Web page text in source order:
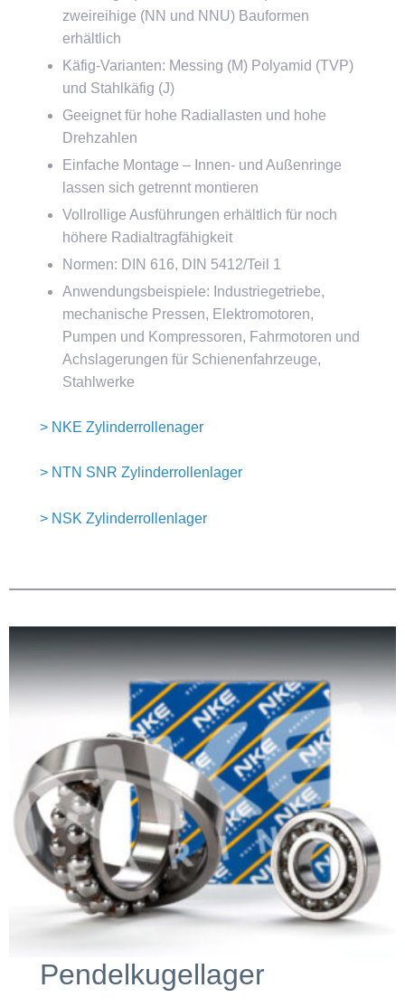
zweireihige (NN und NNU) Bauformen
erhältlich
Käfig-Varianten: Messing (M) Polyamid (TVP)
und Stahlkäfig (J)
Geeignet für hohe Radiallasten und hohe
Drehzahlen
Einfache Montage – Innen- und Außenringe
lassen sich getrennt montieren
Vollrollige Ausführungen erhältlich für noch
höhere Radialtragfähigkeit
Normen: DIN 616, DIN 5412/Teil 1
Anwendungsbeispiele: Industriegetriebe,
mechanische Pressen, Elektromotoren,
Pumpen und Kompressoren, Fahrmotoren und
Achslagerungen für Schienenfahrzeuge,
Stahlwerke
> NKE Zylinderrollenager
> NTN SNR Zylinderrollenlager
> NSK Zylinderrollenlager
Pendelkugellager